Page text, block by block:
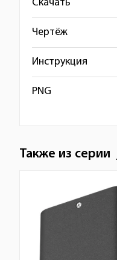
Скачать
Чертёж
Инструкция
PNG
Также из серии